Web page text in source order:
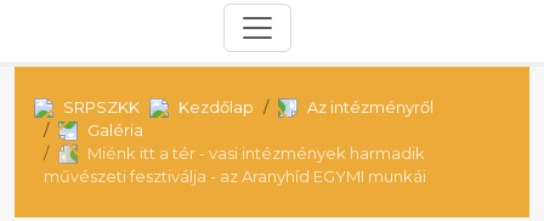
SRPSZKK Kezdőlap
Az intézményről
Galéria
Miénk itt a tér - vasi intézmények harmadik
művészeti fesztiválja - az Aranyhíd EGYMI munkái